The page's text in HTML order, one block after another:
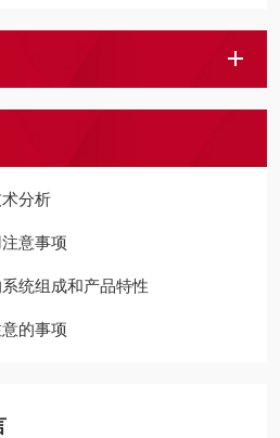
分析
意事项
统组成和产品特性
的事项